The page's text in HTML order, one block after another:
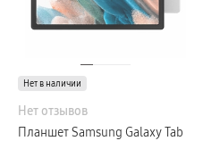
Нет в наличии
Нет отзывов
Планшет Samsung Galaxy Tab